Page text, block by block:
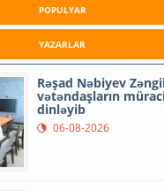
POPULYAR
YAZARLAR
Rəşad Nəbiyev
vətəndaşların
dinləyib
06-08-2026